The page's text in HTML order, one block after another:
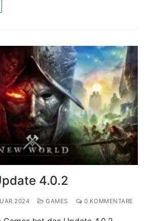
4.0.2
2024 GAMES 0 KOMMENTARE